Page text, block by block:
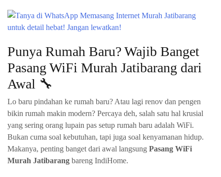
Punya Rumah Baru? Wajib Banget
Pasang WiFi Murah Jatibarang dari
Awal 🔧
Lo baru pindahan ke rumah baru? Atau lagi renov dan pengen
bikin rumah makin modern? Percaya deh, salah satu hal krusial
yang sering orang lupain pas setup rumah baru adalah WiFi.
Bukan cuma soal kebutuhan, tapi juga soal kenyamanan hidup.
Makanya, penting banget dari awal langsung Pasang WiFi
Murah Jatibarang bareng IndiHome.